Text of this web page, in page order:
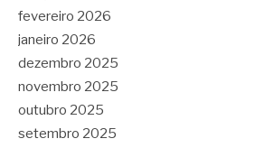
fevereiro 2026
janeiro 2026
dezembro 2025
novembro 2025
outubro 2025
setembro 2025